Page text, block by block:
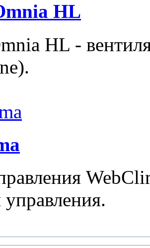
HL
HL -